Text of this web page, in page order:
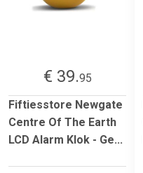
€ 39.95
Fiftiesstore Newgate
Centre Of The Earth
LCD Alarm Klok - Ge...